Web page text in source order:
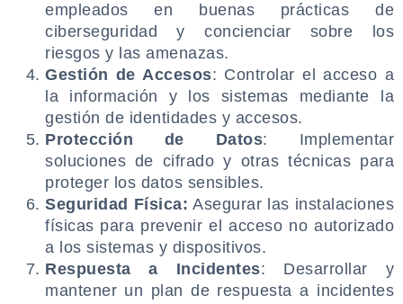
empleados en buenas prácticas de
ciberseguridad y concienciar sobre los
riesgos y las amenazas.
Gestión de Accesos: Controlar el acceso a
la información y los sistemas mediante la
gestión de identidades y accesos.
Protección de Datos: Implementar
soluciones de cifrado y otras técnicas para
proteger los datos sensibles.
Seguridad Física: Asegurar las instalaciones
físicas para prevenir el acceso no autorizado
a los sistemas y dispositivos.
Respuesta a Incidentes: Desarrollar y
mantener un plan de respuesta a incidentes